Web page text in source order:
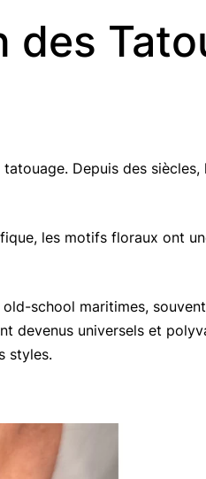
des
Depuis des siècles,
les motifs floraux ont
school maritimes,
devenus universels et
styles.